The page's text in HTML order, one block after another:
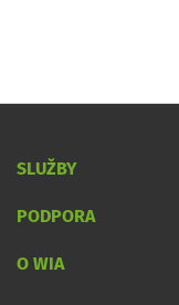
SLUŽBY
PODPORA
O WIA